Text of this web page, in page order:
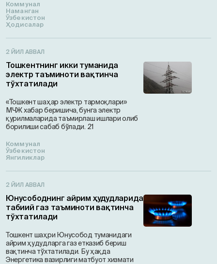
Коммунал
Наманган
Ўзбекистон
Ҳодисалар
2 ЙИЛ АВВАЛ
Тошкентнинг икки туманида
электр таъминоти вақтинча
тўхтатилади
«Тошкент шаҳар электр тармоқлари»
МЧЖ хабар беришича, бунга электр
қурилмаларида таъмирлаш ишлари олиб
борилиши сабаб бўлади. 21
Коммунал
Ўзбекистон
Янгиликлар
2 ЙИЛ АВВАЛ
Юнусободнинг айрим ҳудудларида
табиий газ таъминоти вақтинча
тўхтатилади
Тошкент шаҳри Юнусобод туманидаги
айрим ҳудудларга газ етказиб бериш
вақтинча тўхтатилади. Бу ҳақда
Энергетика вазирлиги матбуот хизмати